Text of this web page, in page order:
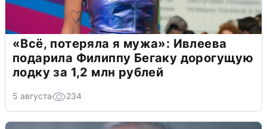
«Всё, потеряла я мужа»: Ивлеева
подарила Филиппу Бегаку дорогущую
лодку за 1,2 млн рублей
5 августа 234